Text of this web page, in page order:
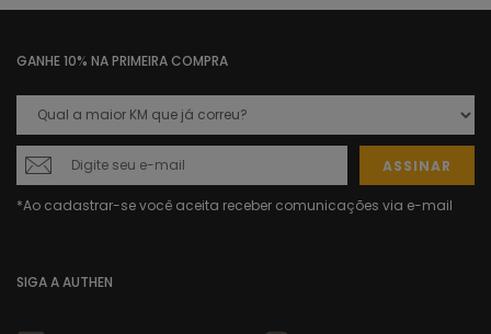
GANHE 10% NA PRIMEIRA COMPRA
ASSINAR
SIGA A AUTHEN